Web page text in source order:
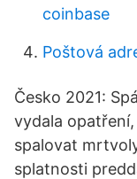
coinbase
Poštová
Česko 2021:
vydala
spalovat
splatnosti